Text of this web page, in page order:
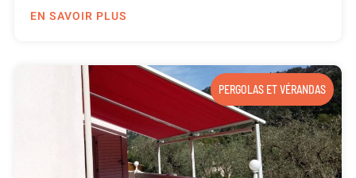
EN SAVOIR PLUS
PERGOLAS ET VÉRANDAS